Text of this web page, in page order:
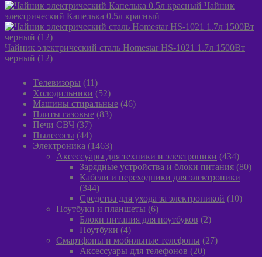
Чайник
электрический Капелька 0.5л красный
Чайник электрический сталь Homestar HS-1021 1.7л 1500Вт
черный (12)
Tелевизоры 1111
товаров
Xолодильники 5252
товара
Машины стиральные 4646
Плиты газовые 8383
Печи СВЧ 3737
товаров
Пылeсосы 4444
товара
Электроника 14631463
товара
Аксессуары для техники и электроники 434434
товара
Зарядные устройства и блоки питания 8080
Кабели и переходники для электроники
344344
товара
Средства для ухода за электроникой 1010
Ноутбуки и планшеты 66
товаров
Блоки питания для ноутбуков 22
Ноутбуки 44
товара
Смартфоны и мобильные телефоны 2727
Аксессуары для телефонов 2020